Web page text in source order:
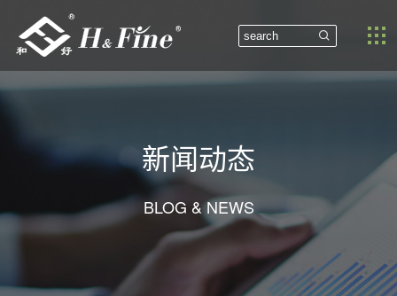
 
新闻动态
BLOG & NEWS